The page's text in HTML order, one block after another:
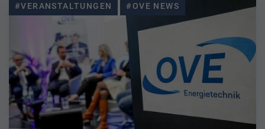
#VERANSTALTUNGEN #OVE NEWS